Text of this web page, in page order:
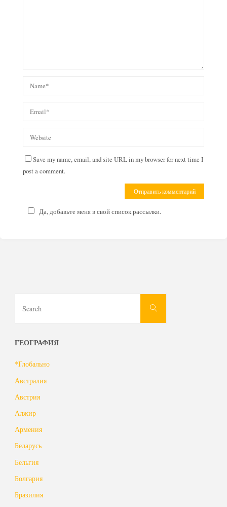
Save my name, email, and site URL in my browser for next time I
post a comment.
Да, добавьте меня в свой список рассылки.
Search
ГЕОГРАФИЯ
*Глобально
Австралия
Австрия
Алжир
Армения
Беларусь
Бельгия
Болгария
Бразилия